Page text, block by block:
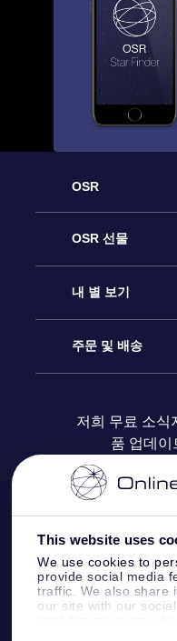
This website uses
We use cookies to
provide social media
traffic. We also share
our site with our
information that
OSR
고객 서비스
연락처
블로그
OSR 선물
온라인 별 선물
OSR 선물 팩
OSR 상품권
기업 선물
내 별 보기
Star Register
맞춤 별 페이지
One Million Stars
Fly me to the
주문 및 배송
결제 정보
배송 정보
환불 정책
별자리
저희 무료 소식
품 업데이